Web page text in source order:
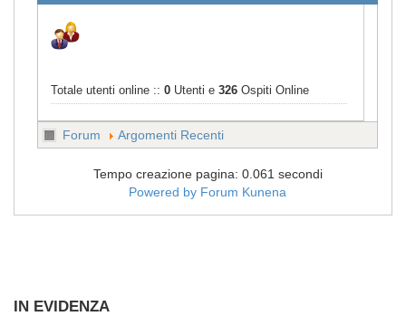
Totale utenti online ::0 Utenti e 326Ospiti Online
Forum Argomenti Recenti
Tempo creazione pagina: 0.061 secondi
Powered by Forum Kunena
IN EVIDENZA